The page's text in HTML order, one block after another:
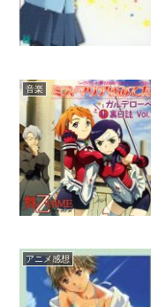
音楽
アニメ感想